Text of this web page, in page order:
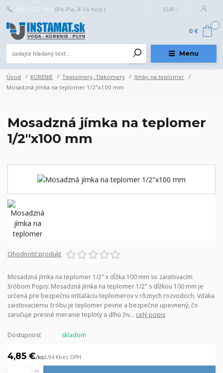
Menu
EUR
0902 527 909 (Po-Pia, 8-16 hod.)
0
0 €
Úvod KÚRENIE Teplomery, Tlakomery
Jímky na teplomer
Mosadzná jímka na teplomer 1/2"x100 mm
Mosadzná jímka na teplomer
1/2"x100 mm
Ohodnotiť produkt
Mosadzná jímka na teplomer 1/2" x dĺžka 100 mm so zaisťovacím
šróbom Popis: Mosadzná jímka na teplomer 1/2" s dĺžkou 100 mm je
určená pre bezpečnú inštaláciu teplomerov v rôznych rozvodoch. Vďaka
zaisťovaciemu šróbu je teplomer pevne a bezpečne upevnený, čo
zaručuje presné meranie teploty a dlhú živ... celý popis
Dostupnosť skladom
4,85 €/ks3,94 €bez DPH